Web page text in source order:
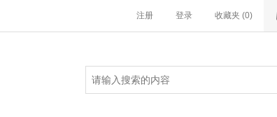
注册 登录 收藏夹 (0)